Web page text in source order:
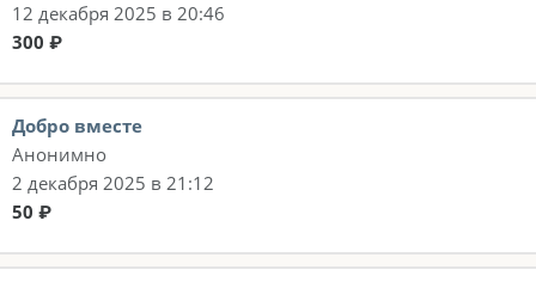
12 декабря 2025 в 20:46
300 ₽
Добро вместе
Анонимно
2 декабря 2025 в 21:12
50 ₽